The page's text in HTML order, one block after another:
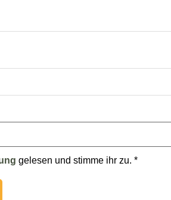
gelesen und stimme ihr zu. *